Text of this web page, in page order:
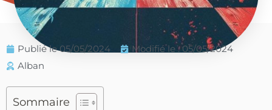
Publié le 05/05/2024
Modifié le : 05/05/2024
Alban
Sommaire